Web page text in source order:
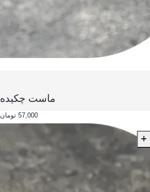
ماست چکیده
57,000 تومان